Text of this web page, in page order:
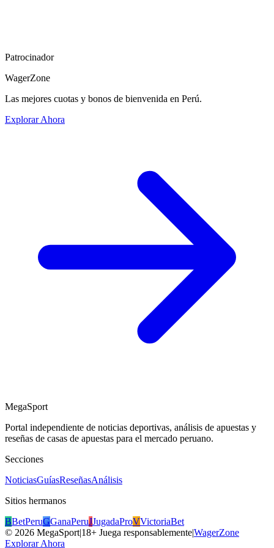
Patrocinador
WagerZone
Las mejores cuotas y bonos de bienvenida en Perú.
Explorar Ahora
MegaSport
Portal independiente de noticias deportivas, análisis de apuestas y
reseñas de casas de apuestas para el mercado peruano.
Secciones
NoticiasGuíasReseñasAnálisis
Sitios hermanos
BBetPeruGGanaPeruJJugadaProVVictoriaBet
© 2026 MegaSport|18+ Juega responsablemente|WagerZone
Explorar Ahora